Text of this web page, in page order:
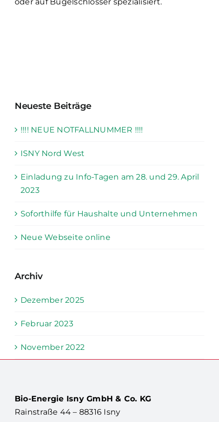
Neueste Beiträge
!!!! NEUE NOTFALLNUMMER !!!!
ISNY Nord West
Einladung zu Info-Tagen am 28. und 29. April
2023
Soforthilfe für Haushalte und Unternehmen
Neue Webseite online
Archiv
Dezember 2025
Februar 2023
November 2022
Bio-Energie Isny GmbH & Co. KG
Rainstraße 44 – 88316 Isny